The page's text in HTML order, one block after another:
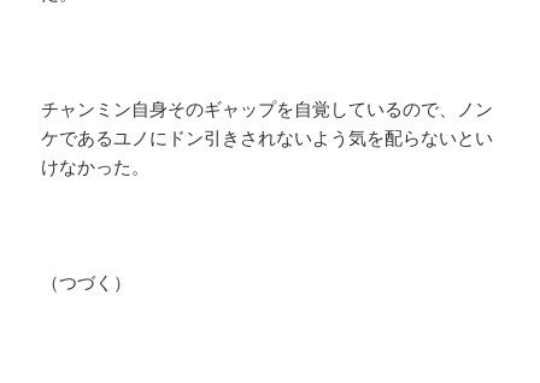
チャンミン自身そのギャップを自覚しているので、ノン
ケであるユノにドン引きされないよう気を配らないとい
けなかった。
（つづく）